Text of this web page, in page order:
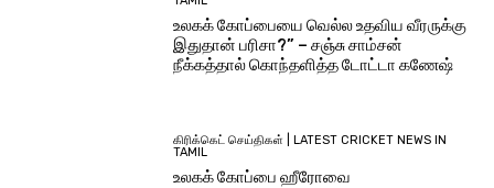
உலகக் கோப்பையை வெல்ல உதவிய வீரருக்கு
இதுதான் பரிசா?” – சஞ்சு சாம்சன்
நீக்கத்தால் கொந்தளித்த டோட்டா கணேஷ்
கிரிக்கெட் செய்திகள் | LATEST CRICKET NEWS IN
TAMIL
உலகக் கோப்பை ஹீரோவை